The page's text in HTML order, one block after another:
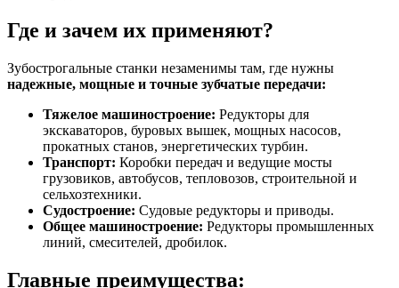
Где и зачем их применяют?
Зубострогальные станки незаменимы там, где нужны
надежные, мощные и точные зубчатые передачи:
Тяжелое машиностроение: Редукторы для
экскаваторов, буровых вышек, мощных насосов,
прокатных станов, энергетических турбин.
Транспорт: Коробки передач и ведущие мосты
грузовиков, автобусов, тепловозов, строительной и
сельхозтехники.
Судостроение: Судовые редукторы и приводы.
Общее машиностроение: Редукторы промышленных
линий, смесителей, дробилок.
Главные преимущества: